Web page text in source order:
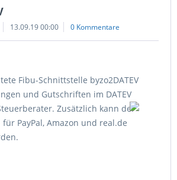
13.09.19 00:00 0 Kommentare
Fibu-Schnittstelle byzo2DATEV
und Gutschriften im DATEV
Zusätzlich kann der
PayPal, Amazon und real.de